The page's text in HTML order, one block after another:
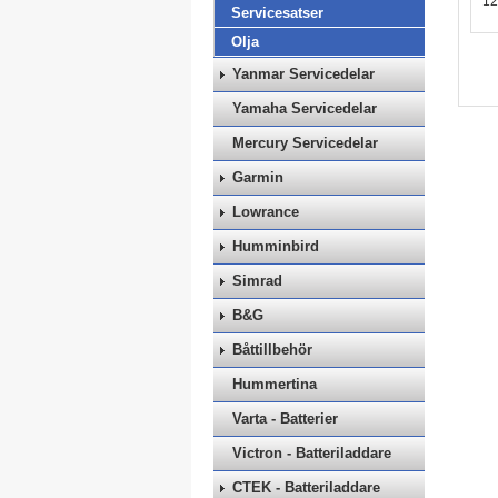
Servicesatser
Olja
Yanmar Servicedelar
Yamaha Servicedelar
Mercury Servicedelar
Garmin
Lowrance
Humminbird
Simrad
B&G
Båttillbehör
Hummertina
Varta - Batterier
Victron - Batteriladdare
CTEK - Batteriladdare